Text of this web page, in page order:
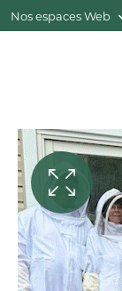
Nos espaces Web